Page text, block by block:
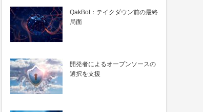
QakBot：テイクダウン前の最終
局面
開発者によるオープンソースの
選択を支援